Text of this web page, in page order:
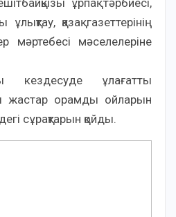
ұлықтау, қазақ газеттерінің
мәртебесі мәселелеріне
кездесуде ұлағатты
жастар орамды ойларын
сұрақтарын қойды.